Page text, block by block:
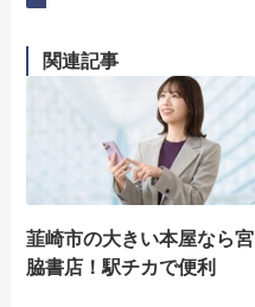
関連記事
韮崎市の大きい本屋なら宮
脇書店！駅チカで便利